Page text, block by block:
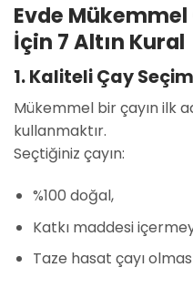
Evde
İçin 7 Altın Kural
1. Kaliteli Çay
Mükemmel bir çayın ilk
kullanmaktır.
Seçtiğiniz çayın:
%100 doğal,
Katkı maddesi
Taze hasat çayı